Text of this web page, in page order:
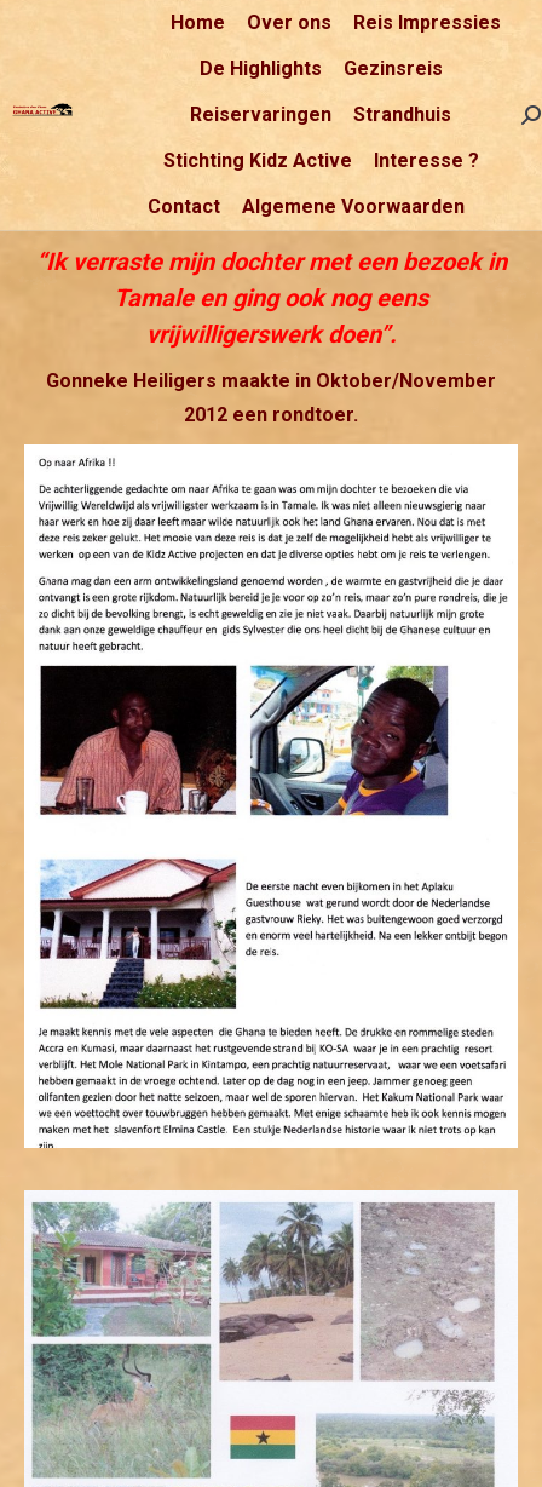
Home Over ons
Reis Impressies
De Highlights
Gezinsreis
Reiservaringen
Strandhuis
Stichting Kidz Active
Interesse ?
Contact
Algemene Voorwaarden
“Ikverraste mijndochter met een bezoek in
Tamale en ging ook nog eens
vrijwilligerswerk doen”.
Gonneke Heiligers maakte in Oktober/November
2012 een rondtoer.